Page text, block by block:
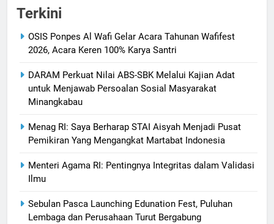
Terkini
OSIS Ponpes Al Wafi Gelar Acara Tahunan Wafifest
2026, Acara Keren 100% Karya Santri
DARAM Perkuat Nilai ABS-SBK Melalui Kajian Adat
untuk Menjawab Persoalan Sosial Masyarakat
Minangkabau
Menag RI: Saya Berharap STAI Aisyah Menjadi Pusat
Pemikiran Yang Mengangkat Martabat Indonesia
Menteri Agama RI: Pentingnya Integritas dalam Validasi
Ilmu
Sebulan Pasca Launching Edunation Fest, Puluhan
Lembaga dan Perusahaan Turut Bergabung